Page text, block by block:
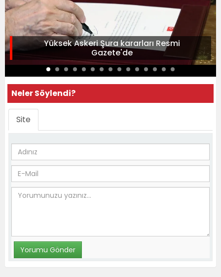
Yüksek Askeri Şura kararları Resmi
Gazete'de
Neler Söylendi?
Site